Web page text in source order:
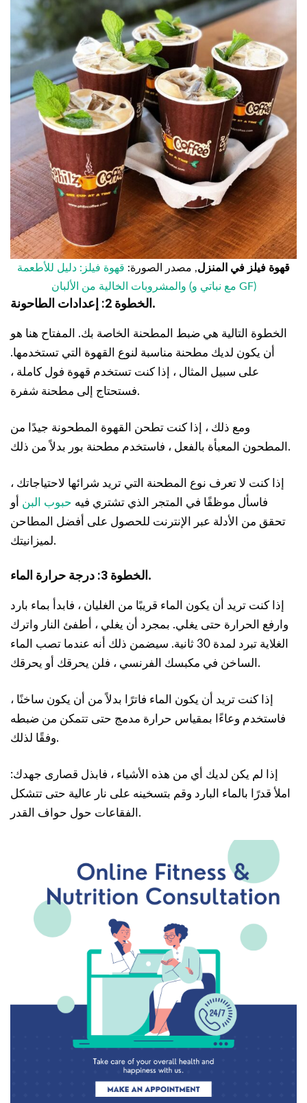
قهوة فيلز في المنزل, مصدر الصورة: قهوة فيلز: دليل للأطعمة
والمشروبات الخالية من الألبان (مع نباتي و GF)
الخطوة 2: إعدادات الطاحونة.
الخطوة التالية هي ضبط المطحنة الخاصة بك. المفتاح هنا هو
أن يكون لديك مطحنة مناسبة لنوع القهوة التي تستخدمها.
على سبيل المثال ، إذا كنت تستخدم قهوة فول كاملة ،
فستحتاج إلى مطحنة شفرة.
ومع ذلك ، إذا كنت تطحن القهوة المطحونة جيدًا من
المطحون المعبأة بالفعل ، فاستخدم مطحنة بور بدلاً من ذلك.
إذا كنت لا تعرف نوع المطحنة التي تريد شرائها لاحتياجاتك ،
فاسأل موظفًا في المتجر الذي تشتري فيه حبوب البن أو
تحقق من الأدلة عبر الإنترنت للحصول على أفضل المطاحن
لميزانيتك.
الخطوة 3: درجة حرارة الماء.
إذا كنت تريد أن يكون الماء قريبًا من الغليان ، فابدأ بماء بارد
وارفع الحرارة حتى يغلي. بمجرد أن يغلي ، أطفئ النار واترك
الغلاية تبرد لمدة 30 ثانية. سيضمن ذلك أنه عندما تصب الماء
الساخن في مكبسك الفرنسي ، فلن يحرقك أو يحرقك.
إذا كنت تريد أن يكون الماء فاترًا بدلاً من أن يكون ساخنًا ،
فاستخدم وعاءًا بمقياس حرارة مدمج حتى تتمكن من ضبطه
وفقًا لذلك.
إذا لم يكن لديك أي من هذه الأشياء ، فابذل قصارى جهدك:
املأ قدرًا بالماء البارد وقم بتسخينه على نار عالية حتى تتشكل
الفقاعات حول حواف القدر.